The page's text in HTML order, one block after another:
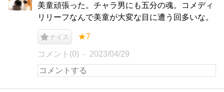
美童頑張った。チャラ男にも五分の魂。コメディ
リリーフなんで美童が大変な目に遭う回多いな。
ナイス ★7
コメント(0) 2023/04/29